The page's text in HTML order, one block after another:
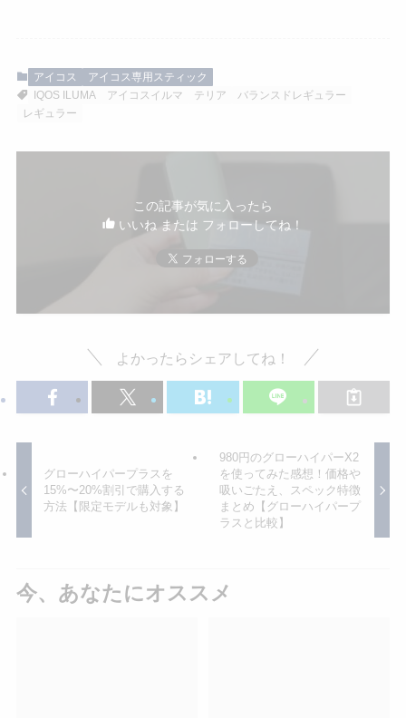
アイコス
アイコス専用スティック
IQOS ILUMA
アイコスイルマ テリア
バランスドレギュラー
レギュラー
この記事が気に入ったら
いいね または フォローしてね！
よかったらシェアしてね！
グローハイパープラスを
15%〜20%割引で購入する
方法【限定モデルも対象】
980円のグローハイパーX2
を使ってみた感想！価格や
吸いごたえ、スペック特徴
まとめ【グローハイパープ
ラスと比較】
今、あなたにオススメ